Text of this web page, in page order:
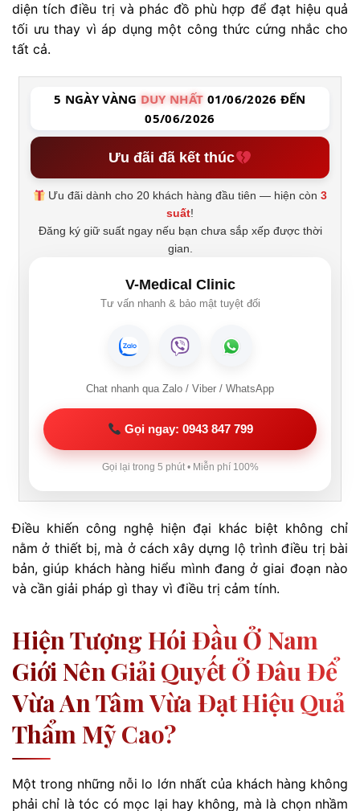
diện tích điều trị và phác đồ phù hợp để đạt hiệu quả
tối ưu thay vì áp dụng một công thức cứng nhắc cho
tất cả.
5 NGÀY VÀNG DUY NHẤT 01/06/2026 ĐẾN
05/06/2026
Ưu đãi đã kết thúc
Ưu đãi dành cho 20 khách hàng đầu tiên — hiện còn3
suất!
Đăng ký giữ suất ngay nếu bạn chưa sắp xếp được thời
gian.
V-Medical Clinic
Tư vấn nhanh & bảo mật tuyệt đối
Chat nhanh qua Zalo / Viber / WhatsApp
Gọi ngay: 0943 847 799
Gọi lại trong 5 phút • Miễn phí 100%
Điều khiến công nghệ hiện đại khác biệt không chỉ
nằm ở thiết bị, mà ở cách xây dựng lộ trình điều trị bài
bản, giúp khách hàng hiểu mình đang ở giai đoạn nào
và cần giải pháp gì thay vì điều trị cảm tính.
Hiện Tượng Hói Đầu Ở Nam
Giới Nên Giải Quyết Ở Đâu Để
Vừa An Tâm Vừa Đạt Hiệu Quả
Thẩm Mỹ Cao?
Một trong những nỗi lo lớn nhất của khách hàng không
phải chỉ là tóc có mọc lại hay không, mà là chọn nhầm